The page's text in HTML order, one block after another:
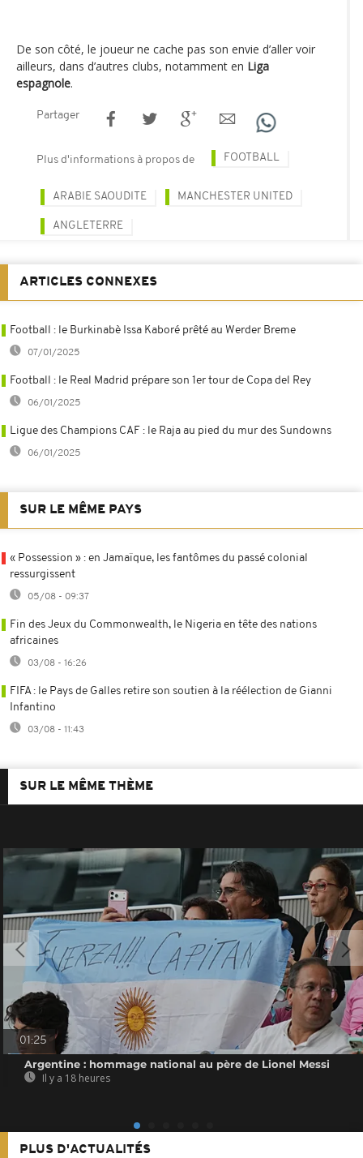
De son côté, le joueur ne cache pas son envie d’aller voir
ailleurs, dans d’autres clubs, notamment en Liga
espagnole.
Partager
Plus d'informations à propos de FOOTBALL
ARABIE SAOUDITE MANCHESTER UNITED
ANGLETERRE
ARTICLES CONNEXES
Football : le Burkinabè Issa Kaboré prêté au Werder Breme
07/01/2025
Football : le Real Madrid prépare son 1er tour de Copa del Rey
06/01/2025
Ligue des Champions CAF : le Raja au pied du mur des Sundowns
06/01/2025
SUR LE MÊME PAYS
« Possession » : en Jamaïque, les fantômes du passé colonial
ressurgissent
05/08 - 09:37
Fin des Jeux du Commonwealth, le Nigeria en tête des nations
africaines
03/08 - 16:26
FIFA : le Pays de Galles retire son soutien à la réélection de Gianni
Infantino
03/08 - 11:43
SUR LE MÊME THÈME
01:25
Argentine : hommage national au père de Lionel Messi
Il y a 18 heures
PLUS D'ACTUALITÉS